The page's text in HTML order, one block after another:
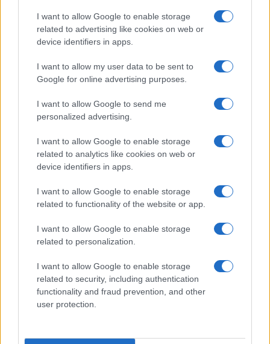
I want to allow Google to enable storage
related to advertising like cookies on web or
device identifiers in apps.
I want to allow my user data to be sent to
Google for online advertising purposes.
I want to allow Google to send me
personalized advertising.
I want to allow Google to enable storage
related to analytics like cookies on web or
device identifiers in apps.
I want to allow Google to enable storage
related to functionality of the website or app.
I want to allow Google to enable storage
related to personalization.
I want to allow Google to enable storage
related to security, including authentication
functionality and fraud prevention, and other
user protection.